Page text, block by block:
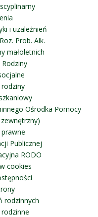
i uzależnień
Prob. Alk.
małoletnich
Ośrodka Pomocy
Publicznej
RODO
cookies
rodzinnych